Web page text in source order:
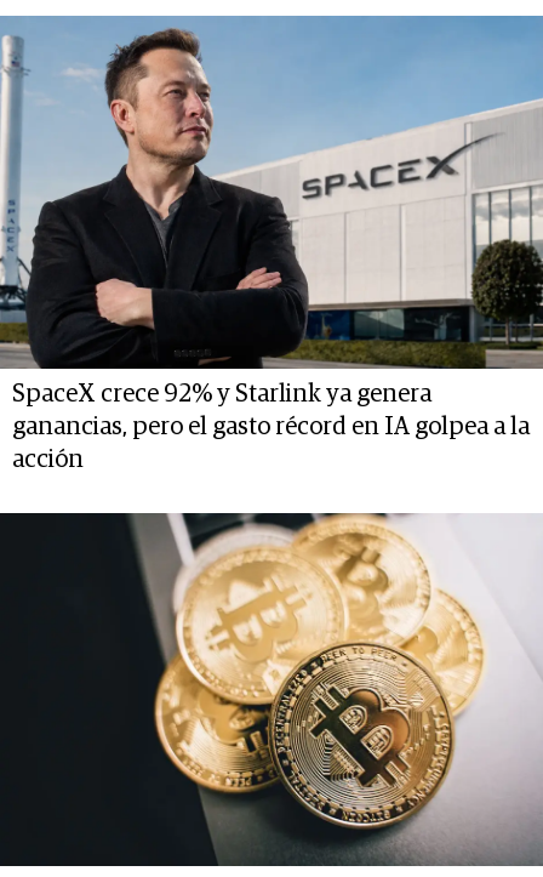
SpaceX crece 92% y Starlink ya genera
ganancias, pero el gasto récord en IA golpea a la
acción